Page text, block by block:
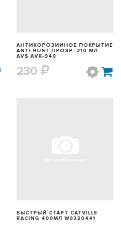
АНТИКОРОЗИЙНОЕ ПОКРЫТИЕ
ANTI RUST ПРОЗР. 210 МЛ.
AVS AVK-940
230
БЫСТРЫЙ СТАРТ CATVILLE
RACING 400МЛ W0320441